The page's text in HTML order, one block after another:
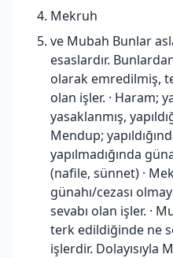
Mekruh
ve Mubah Bunlar
esaslardır.
olarak emredilmiş,
olan işler. · Haram;
yasaklanmış,
Mendup;
yapılmadığında
(nafile, sünnet) ·
günahı/cezası
sevabı olan işler. ·
terk edildiğinde ne
işlerdir. Dolayısıyla